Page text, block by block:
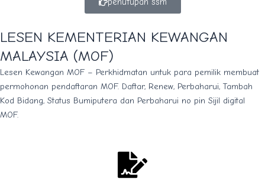
LESEN KEMENTERIAN KEWANGAN
MALAYSIA (MOF)
Lesen Kewangan MOF – Perkhidmatan untuk para pemilik membuat
permohonan pendaftaran MOF. Daftar, Renew, Perbaharui, Tambah
Kod Bidang, Status Bumiputera dan Perbaharui no pin Sijil digital
MOF.